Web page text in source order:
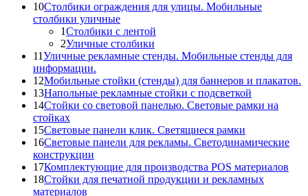
10Столбики ограждения для улицы. Мобильные
столбики уличные
1Столбики с лентой
2Уличные столбики
11Уличные рекламные стенды. Мобильные стенды для
информации.
12Мобильные стойки (стенды) для баннеров и плакатов.
13Напольные рекламные стойки с подсветкой
14Стойки со световой панелью. Световые рамки на
стойках
15Световые панели клик. Светящиеся рамки
16Световые панели для рекламы. Светодинамические
конструкции
17Комплектующие для производства POS материалов
18Стойки для печатной продукции и рекламных
материалов